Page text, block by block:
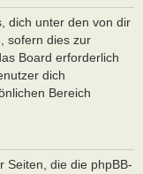
dich unter den von dir
sofern dies zur
Board erforderlich
dich
Bereich
Seiten, die die phpBB-